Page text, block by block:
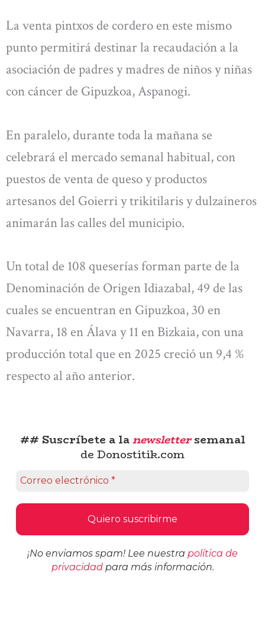
La venta pintxos de cordero en este mismo
punto permitirá destinar la recaudación a la
asociación de padres y madres de niños y niñas
con cáncer de Gipuzkoa, Aspanogi.
En paralelo, durante toda la mañana se
celebrará el mercado semanal habitual, con
puestos de venta de queso y productos
artesanos del Goierri y trikitilaris y dulzaineros
animarán las calles del municipio.
Un total de 108 queserías forman parte de la
Denominación de Origen Idiazabal, 49 de las
cuales se encuentran en Gipuzkoa, 30 en
Navarra, 18 en Álava y 11 en Bizkaia, con una
producción total que en 2025 creció un 9,4 %
respecto al año anterior.
## Suscríbete a lanewslettersemanal
de Donostitik.com
¡No enviamos spam! Lee nuestra política de
privacidadpara más información.